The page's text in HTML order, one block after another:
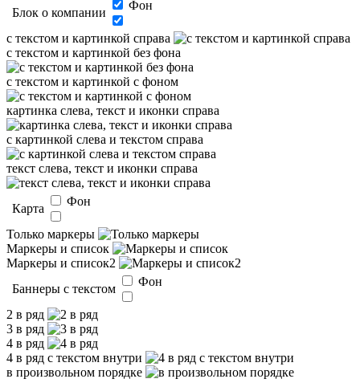
Блок о компании
Фон
с текстом и картинкой справа
с текстом и картинкой без фона
с текстом и картинкой с фоном
картинка слева, текст и иконки справа
с картинкой слева и текстом справа
текст слева, текст и иконки справа
Карта
Фон
Только маркеры
Маркеры и список
Маркеры и список2
Баннеры с текстом
Фон
2 в ряд
3 в ряд
4 в ряд
4 в ряд с текстом внутри
в произвольном порядке